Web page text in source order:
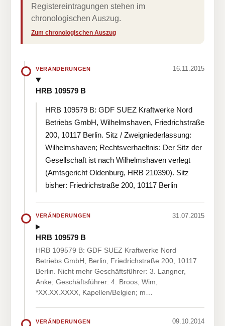
Registereintragungen stehen im
chronologischen Auszug.
Zum chronologischen Auszug
VERÄNDERUNGEN 16.11.2015
HRB 109579 B
HRB 109579 B: GDF SUEZ Kraftwerke Nord
Betriebs GmbH, Wilhelmshaven, Friedrichstraße
200, 10117 Berlin. Sitz / Zweigniederlassung:
Wilhelmshaven; Rechtsverhaeltnis: Der Sitz der
Gesellschaft ist nach Wilhelmshaven verlegt
(Amtsgericht Oldenburg, HRB 210390). Sitz
bisher: Friedrichstraße 200, 10117 Berlin
VERÄNDERUNGEN 31.07.2015
HRB 109579 B
HRB 109579 B: GDF SUEZ Kraftwerke Nord
Betriebs GmbH, Berlin, Friedrichstraße 200, 10117
Berlin. Nicht mehr Geschäftsführer: 3. Langner,
Anke; Geschäftsführer: 4. Broos, Wim,
*XX.XX.XXXX, Kapellen/Belgien; m…
VERÄNDERUNGEN 09.10.2014